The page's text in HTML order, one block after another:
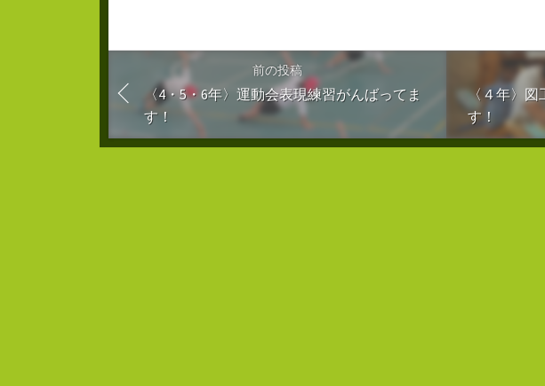
前の投稿
〈4・5・6年〉運動会表現練習がんばってま
す！
〈４年〉
す！